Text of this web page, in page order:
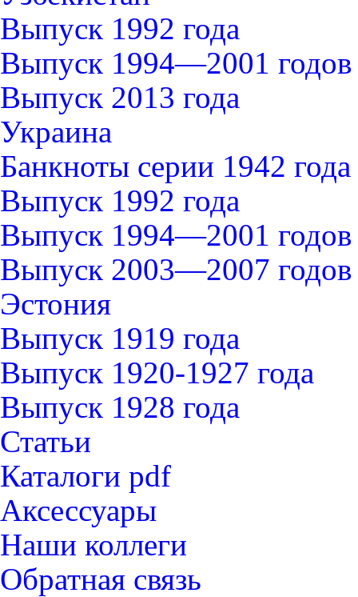
Выпуск 1992 года
Выпуск 1994—2001 годов
Выпуск 2013 года
Украина
Банкноты серии 1942 года
Выпуск 1992 года
Выпуск 1994—2001 годов
Выпуск 2003—2007 годов
Эстония
Выпуск 1919 года
Выпуск 1920-1927 года
Выпуск 1928 года
Статьи
Каталоги pdf
Аксессуары
Наши коллеги
Обратная связь